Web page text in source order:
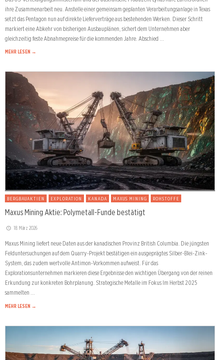
ihre Zusammenarbeit neu. Anstelle einer gemeinsam geplanten Verarbeitungsanlage in Texas
setzt das Pentagon nun auf direkte Lieferverträge aus bestehenden Werken. Dieser Schritt
markiert eine Abkehr von bisherigen Ausbauplänen, sichert dem Unternehmen aber
gleichzeitig feste Abnahmepreise für die kommenden Jahre. Abschied …
MEHR LESEN →
BERGBAUAKTIEN EXPLORATION KANADA MAXUS MINING ROHSTOFFE
Maxus Mining Aktie: Polymetall-Funde bestätigt
18. März 2026
Maxus Mining liefert neue Daten aus der kanadischen Provinz British Columbia. Die jüngsten
Felduntersuchungen auf dem Quarry-Projekt bestätigen ein ausgeprägtes Silber-Blei-Zink-
System, das zudem wertvolle Antimon-Vorkommen aufweist. Für das
Explorationsunternehmen markieren diese Ergebnisse den wichtigen Übergang von der reinen
Erkundung zur konkreten Bohrplanung. Strategische Metalle im Fokus Im Herbst 2025
sammelten …
MEHR LESEN →